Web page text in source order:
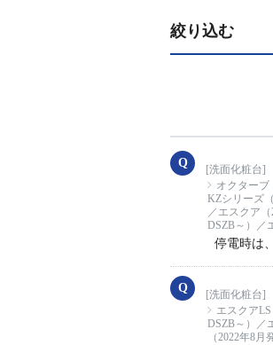
絞り込む
[洗面化粧台]
オクターブ
KZシリーズ
／エスクア
DSZB～）／
停電時は
[洗面化粧台]
エスクア
DSZB～）／
（2022年8